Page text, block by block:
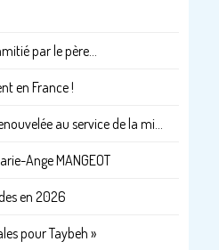
par le père...
en France !
au service de la mi...
Ange MANGEOT
en 2026
pour Taybeh »